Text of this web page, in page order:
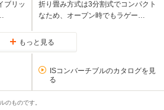
ブリッ
折り畳み方式は3分割式でコンパクト
なため、オープン時でもラゲー…
もっと見る
ISコンバーチブルのカタログを見
る
のものです。